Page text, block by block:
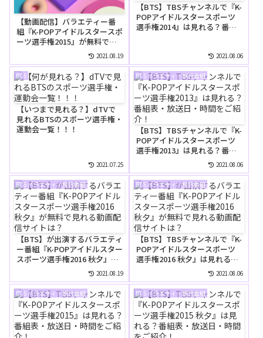
【動画配信】バラエティー番
組『K-POPアイドルスタースポ
ーツ選手権2015』が無料で見
れる動画配信サイトは？2021.08.19
【BTS】TBSチャンネルで『K-
POPアイドルスタースポーツ
選手権2014』は見れる？番組
2021.08.06
BTS
【いつまで見れる？】dTVで
見れるBTSのスポーツ選手権・
運動会一覧！！！
2021.07.25
BTS バラエティ・旅行番組
【BTS】TBSチャンネルで『K-
POPアイドルスタースポーツ
選手権2013』は見れる？番組
表・放送日・時間をご紹介！
2021.08.06
BTS バラエティ・旅行番組
【BTS】が出演するバラエティ
ー番組『K-POPアイドルスター
スポーツ選手権2016 秋夕』が
無料で見れる動画配信サイト
は？
2021.08.19
BTS バラエティ・旅行番組
【BTS】TBSチャンネルで『K-
POPアイドルスタースポーツ
選手権2016 秋夕』は見れる？
番組表・放送日・時間をご紹
介！
2021.08.06
BTS バラエティ・旅行番組 BTS バラエティ・旅行番組